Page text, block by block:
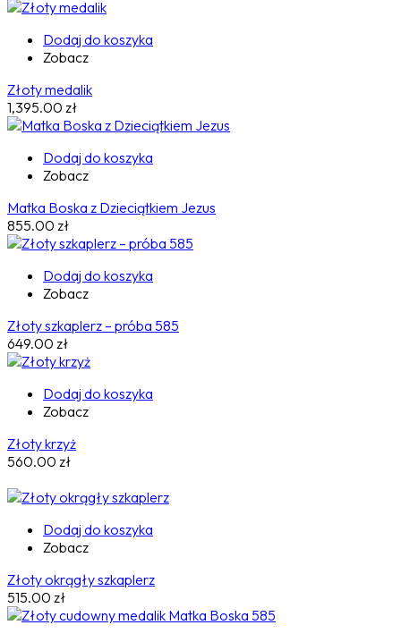
Dodaj do koszyka
Zobacz
Złoty medalik
1,395.00 zł
Dodaj do koszyka
Zobacz
Matka Boska z Dzieciątkiem Jezus
855.00 zł
Dodaj do koszyka
Zobacz
Złoty szkaplerz – próba 585
649.00 zł
Dodaj do koszyka
Zobacz
Złoty krzyż
560.00 zł
Dodaj do koszyka
Zobacz
Złoty okrągły szkaplerz
515.00 zł